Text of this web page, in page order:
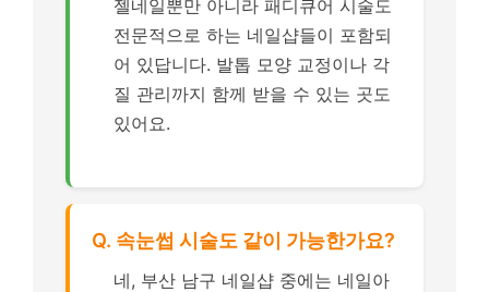
젤네일뿐만 아니라 패디큐어 시술도
전문적으로 하는 네일샵들이 포함되
어 있답니다. 발톱 모양 교정이나 각
질 관리까지 함께 받을 수 있는 곳도
있어요.
Q. 속눈썹 시술도 같이 가능한가요?
네, 부산 남구 네일샵 중에는 네일아